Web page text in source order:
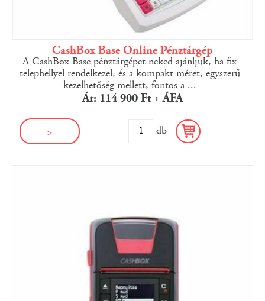
CashBox Base Online Pénztárgép
A CashBox Base pénztárgépet neked ajánljuk, ha fix
telephellyel rendelkezel, és a kompakt méret, egyszerű
kezelhetőség mellett, fontos a ...
Ár: 114 900 Ft + ÁFA
> db